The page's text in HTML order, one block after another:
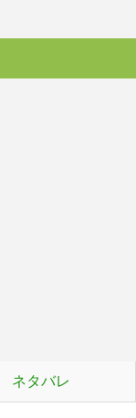
ネタバレ